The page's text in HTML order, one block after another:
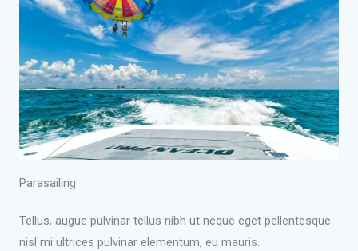
Parasailing
Tellus, augue pulvinar tellus nibh ut neque eget pellentesque
nisl mi ultrices pulvinar elementum, eu mauris.